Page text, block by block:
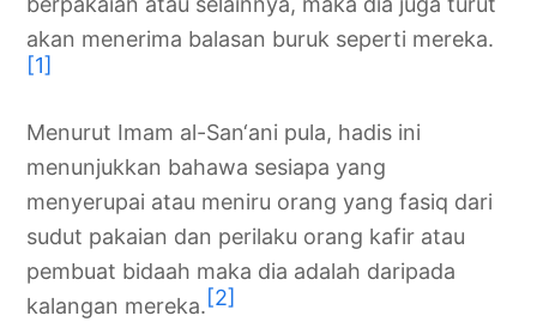
akan menerima balasan buruk seperti mereka.
[1]
Menurut Imam al-San‘ani pula, hadis ini
menunjukkan bahawa sesiapa yang
menyerupai atau meniru orang yang fasiq dari
sudut pakaian dan perilaku orang kafir atau
pembuat bidaah maka dia adalah daripada
kalangan mereka.[2]